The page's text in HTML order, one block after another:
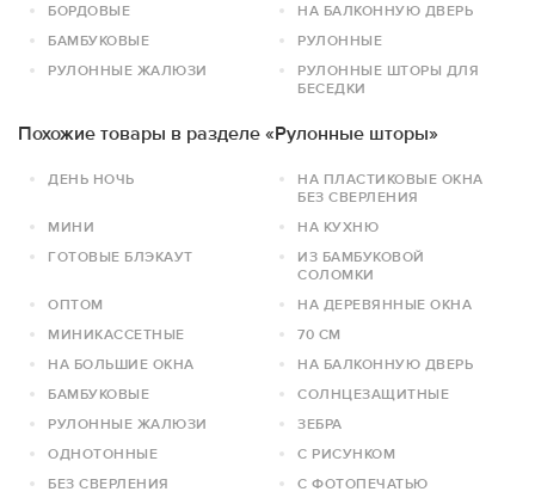
БОРДОВЫЕ
НА БАЛКОННУЮ ДВЕРЬ
БАМБУКОВЫЕ
РУЛОННЫЕ
РУЛОННЫЕ ЖАЛЮЗИ
РУЛОННЫЕ ШТОРЫ ДЛЯ
БЕСЕДКИ
Похожие товары в разделе «Рулонные шторы»
ДЕНЬ НОЧЬ
НА ПЛАСТИКОВЫЕ ОКНА
БЕЗ СВЕРЛЕНИЯ
МИНИ
НА КУХНЮ
ГОТОВЫЕ БЛЭКАУТ
ИЗ БАМБУКОВОЙ
СОЛОМКИ
ОПТОМ
НА ДЕРЕВЯННЫЕ ОКНА
МИНИКАССЕТНЫЕ
70 СМ
НА БОЛЬШИЕ ОКНА
НА БАЛКОННУЮ ДВЕРЬ
БАМБУКОВЫЕ
СОЛНЦЕЗАЩИТНЫЕ
РУЛОННЫЕ ЖАЛЮЗИ
ЗЕБРА
ОДНОТОННЫЕ
С РИСУНКОМ
БЕЗ СВЕРЛЕНИЯ
С ФОТОПЕЧАТЬЮ